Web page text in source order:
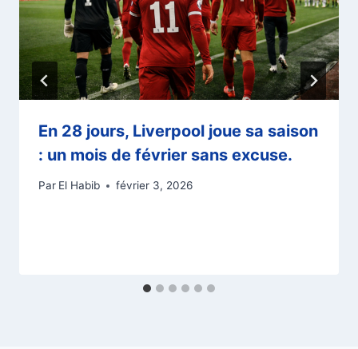
En 28 jours, Liverpool joue sa saison
: un mois de février sans excuse.
Par El Habib février 3, 2026